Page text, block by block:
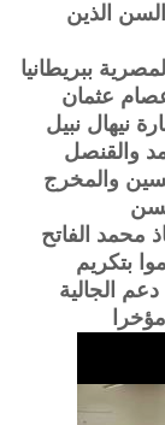
الذين
ببريطانيا
عثمان
نيهال نبيل
والقنصل
والمخرج
محمد الفاتح
بتكريم
الجالية